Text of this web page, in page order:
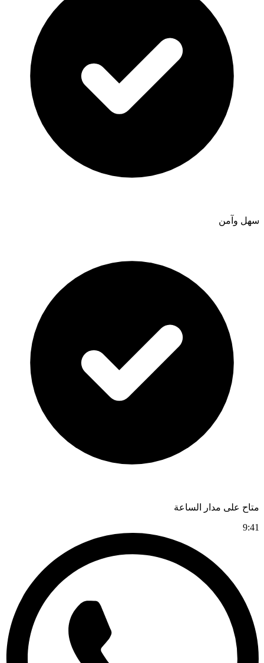
سهل وآمن
متاح على مدار الساعة
9:41